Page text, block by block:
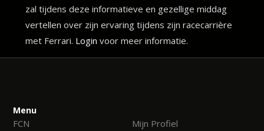
zal tijdens deze informatieve en gezellige middag
vertellen over zijn ervaring tijdens zijn racecarrière
met Ferrari. Login voor meer informatie.
Menu
FCN
Mijn Profiel